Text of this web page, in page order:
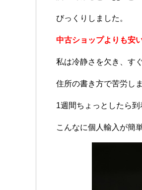
びっくりしました。
中古ショップよりも安
私は冷静さを欠き、す
住所の書き方で苦労し
1週間ちょっとしたら到
こんなに個人輸入が簡